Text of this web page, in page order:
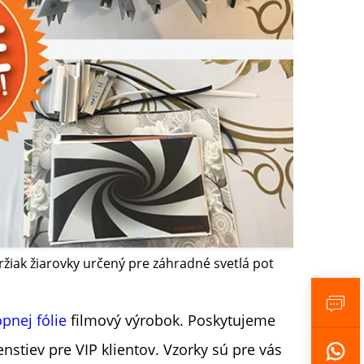
žiarovky určený pre záhradné svetlá pot
fólie filmový výrobok. Poskytujeme
pre VIP klientov. Vzorky sú pre vás